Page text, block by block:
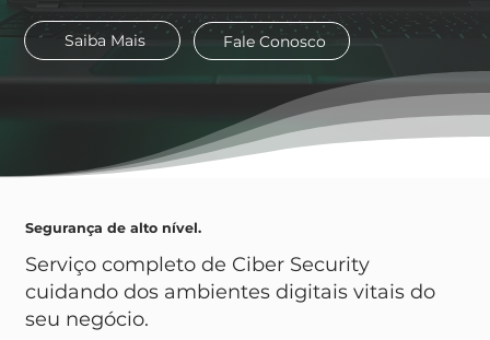
Saiba Mais Fale Conosco
Segurança de alto nível.
Serviço completo de Ciber Security
cuidando dos ambientes digitais vitais do
seu negócio.